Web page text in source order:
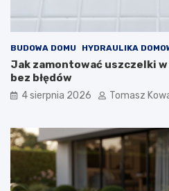
BUDOWA DOMU HYDRAULIKA
Jak zamontować uszczelki
bez błędów
4 sierpnia 2026 Tomasz